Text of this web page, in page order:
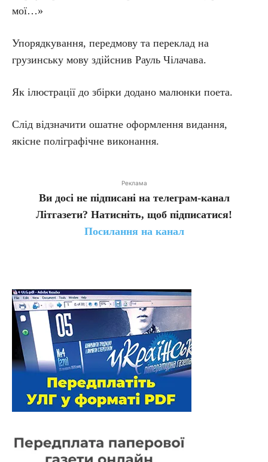
мої…»
Упорядкування, передмову та переклад на
грузинську мову здійснив Рауль Чілачава.
Як ілюстрації до збірки додано малюнки поета.
Слід відзначити ошатне оформлення видання,
якісне поліграфічне виконання.
Реклама
Ви досі не підписані на телеграм-канал
Літгазети? Натисніть, щоб підписатися!
Посилання на канал